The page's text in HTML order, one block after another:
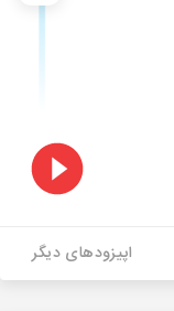
اپیزودهای دیگر